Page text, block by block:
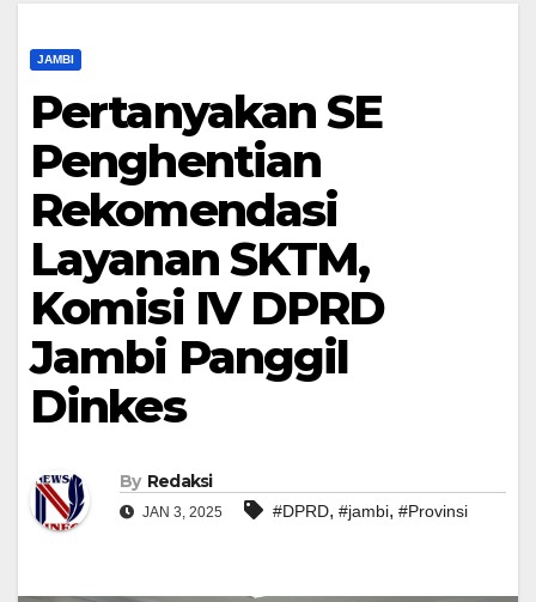
JAMBI
Pertanyakan SE
Penghentian
Rekomendasi
Layanan SKTM,
Komisi IV DPRD
Jambi Panggil
Dinkes
By Redaksi
JAN 3, 2025 #DPRD, #jambi, #Provinsi